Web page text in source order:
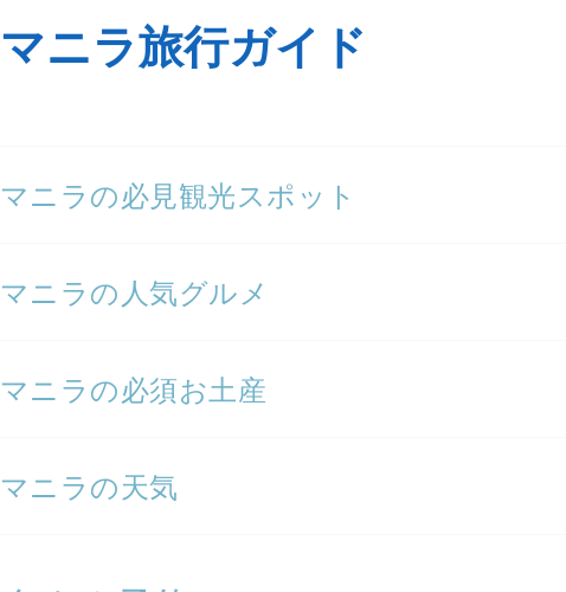
マニラ旅行ガイド
マニラの必見観光スポット
マニラの人気グルメ
マニラの必須お土産
マニラの天気